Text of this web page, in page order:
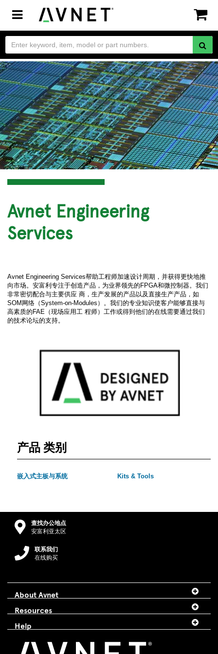
Toggle
navigation
Avnet Engineering
Services
Avnet Engineering Services帮助工程师加速设计周期，并获得更快地推
向市场。安富利专注于创造产品，为业界领先的FPGA和微控制器。我们
非常密切配合与主要供应 商，生产发展的产品以及直接生产产品，如
SOM网络（System-on-Modules）。我们的专业知识使客户能够直接与
高素质的FAE（现场应用工 程师）工作或得到他们的在线需要通过我们
的技术论坛的支持。
产品 类别
嵌入式主板与系统 Kits & Tools
查找办公地点
安富利亚太区
联系我们
在线购买
About Avnet
Resources
Help